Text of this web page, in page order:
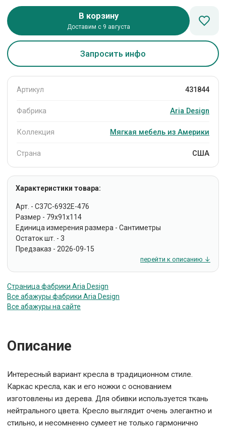
В корзину
Доставим с 9 августа
Запросить инфо
Артикул 431844
Фабрика Aria Design
Коллекция Мягкая мебель из Америки
Страна США
Характеристики товара:
Арт. - C37C-6932E-476
Размер - 79x91x114
Единица измерения размера - Сантиметры
Остаток шт. - 3
Предзаказ - 2026-09-15
перейти к описанию ↓
Страница фабрики Aria Design
Все абажуры фабрики Aria Design
Все абажуры на сайте
Описание
Интересный вариант кресла в традиционном стиле.
Каркас кресла, как и его ножки с основанием
изготовлены из дерева. Для обивки используется ткань
нейтрального цвета. Кресло выглядит очень элегантно и
стильно, и несомненно сумеет не только гармонично